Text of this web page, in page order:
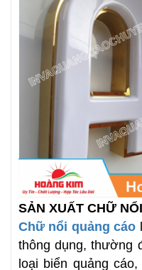
SẢN XUẤT CHỮ
Chữ nổi quảng cáo
thông dụng, thường
loại biển quảng